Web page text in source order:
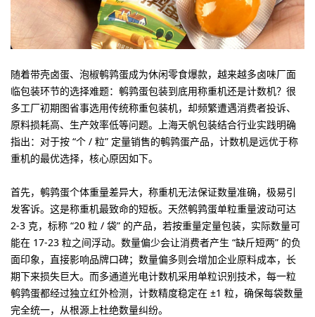
随着带壳卤蛋、泡椒鹌鹑蛋成为休闲零食爆款，越来越多卤味厂面
临包装环节的选择难题：鹌鹑蛋包装到底用称重机还是计数机？很
多工厂初期图省事选用传统称重包装机，却频繁遭遇消费者投诉、
原料损耗高、生产效率低等问题。上海天帆包装结合行业实践明确
指出： 对于按 “个 / 粒” 定量销售的鹌鹑蛋产品，计数机是远优于称
重机的最优选择，核心原因如下。
首先， 鹌鹑蛋个体重量差异大，称重机无法保证数量准确，极易引
发客诉。这是称重机最致命的短板。天然鹌鹑蛋单粒重量波动可达
2-3 克，标称 “20 粒 / 袋” 的产品，若按重量定量包装，实际数量可
能在 17-23 粒之间浮动。数量偏少会让消费者产生 “缺斤短两” 的负
面印象，直接影响品牌口碑；数量偏多则会增加企业原料成本，长
期下来损失巨大。而多通道光电计数机采用单粒识别技术，每一粒
鹌鹑蛋都经过独立红外检测，计数精度稳定在 ±1 粒，确保每袋数量
完全统一，从根源上杜绝数量纠纷。